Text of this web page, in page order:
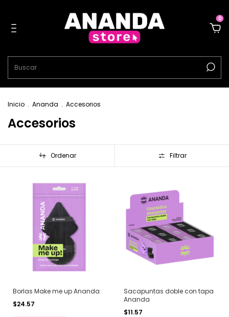
0
Inicio . Ananda . Accesorios
Accesorios
Ordenar Filtrar
Borlas Make me up Ananda
$24.57
Sacapuntas doble con tapa
Ananda
$11.57